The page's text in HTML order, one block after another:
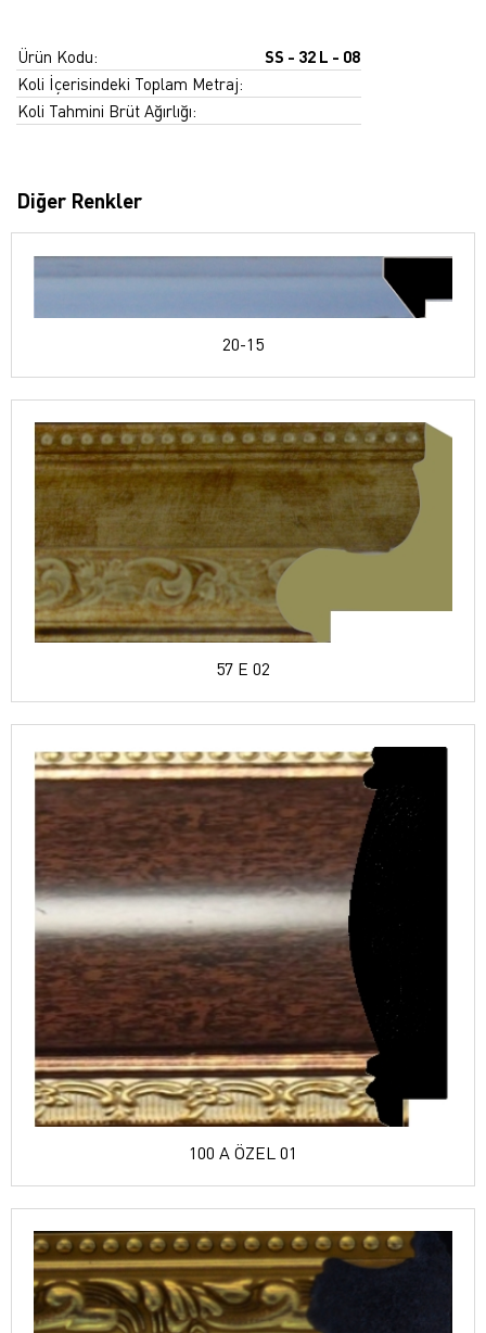
Ürün Kodu:
SS - 32 L - 08
Koli İçerisindeki Toplam Metraj:
Koli Tahmini Brüt Ağırlığı:
Diğer Renkler
20-15
57 E 02
100 A ÖZEL 01